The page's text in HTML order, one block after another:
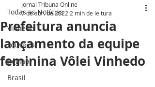
Todas as Notícias
Vinhedo
Louveira
Região
Brasil
Prefeitura anuncia
lançamento da equipe
feminina Vôlei Vinhedo
Jornal Tribuna Online
7 de abr. de 2022 2 min de leitura